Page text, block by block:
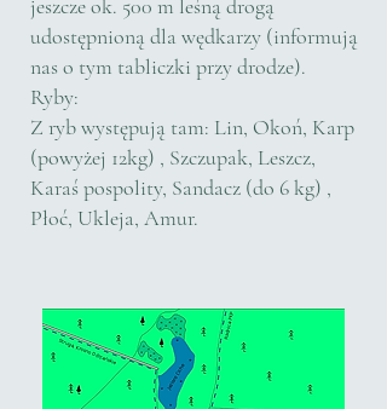
jeszcze ok. 500 m leśną drogą
udostępnioną dla wędkarzy (informują
nas o tym tabliczki przy drodze).
Ryby:
Z ryb występują tam: Lin, Okoń, Karp
(powyżej 12kg) , Szczupak, Leszcz,
Karaś pospolity, Sandacz (do 6 kg) ,
Płoć, Ukleja, Amur.